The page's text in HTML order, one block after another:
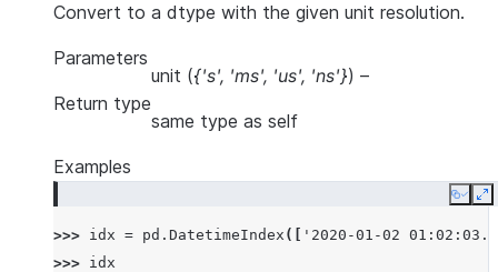
Convert to a dtype with the given unit resolution.
Parameters
unit ({'s', 'ms', 'us', 'ns'}) –
Return type
same type as self
Examples
Copy
>>> idx = pd . DatetimeIndex ([
'2020-01-02
>>> idx